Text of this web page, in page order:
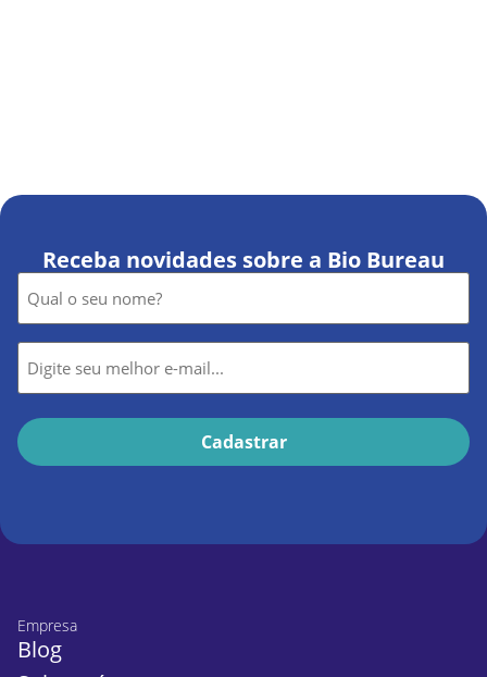
Receba novidades sobre a Bio Bureau
Nome
E-
mail
Empresa
Blog